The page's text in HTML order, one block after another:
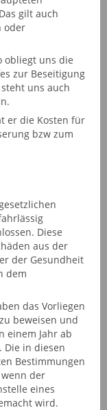
gilt auch
oder
obliegt uns die
zur Beseitigung
uns auch
er die Kosten für
bzw zum
Diese
aus der
der Gesundheit
dem
das Vorliegen
beweisen und
einem Jahr ab
Die in diesen
Bestimmungen
der
eines
wird.